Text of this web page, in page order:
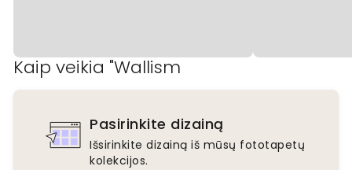
Kaip veikia "Wallism
Pasirinkite dizainą
Išsirinkite dizainą iš mūsų fototapetų
kolekcijos.